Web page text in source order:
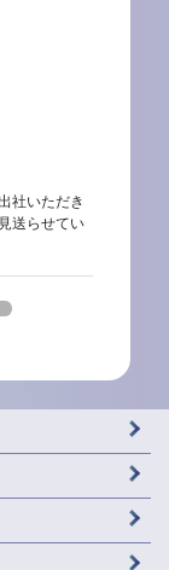
社いただき
送らせてい